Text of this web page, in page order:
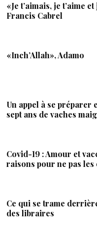
«Je t’aimais, je t’aime
Francis Cabrel
«Inch’Allah», Adamo
Un appel à se préparer
sept ans de vaches
Covid-19 : Amour et
raisons pour ne pas
Ce qui se trame
des libraires